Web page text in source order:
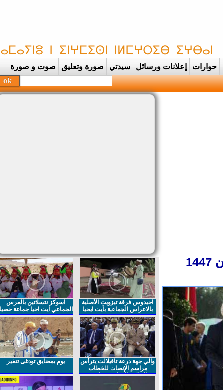
حوارات إعلانات ورسائل سيدتي صورة وتعليق صوت و صورة
احيدوس فرقة تيزويت الأصلية
بالاعراس الجماعية بأيت ايحيا
اسوكز نتسلاتين بالعرس
الجماعي ايت احيا جماعة حصيا
والي جهة درعة تافيلالت يترأس
مراسم الإنصات للخطاب
الملكي السامي بمناسبة
يوم بمضايق تودغى تنغير